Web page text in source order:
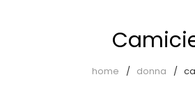
home donna